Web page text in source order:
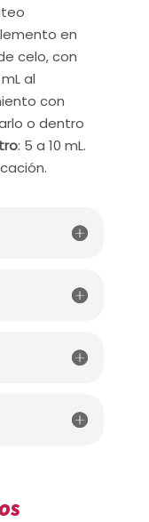
en
celo, con
al
con
o dentro
: 5 a 10 mL.